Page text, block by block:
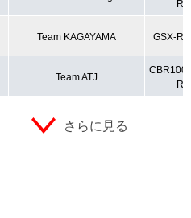
R
Team KAGAYAMA GSX-
Team ATJ
R
さらに見る